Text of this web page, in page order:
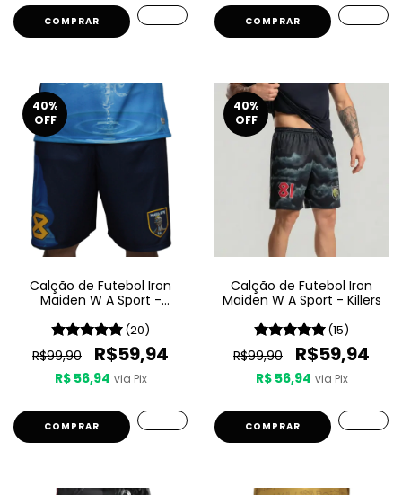
COMPRAR COMPRAR
40%
OFF
Calção de Futebol Iron
Maiden W A Sport -
Son
(20)
R$99,90 R$59,94
R$ 56,94 via Pix
COMPRAR
40%
OFF
Calção de Futebol Iron
Maiden W A Sport - Killers
(15)
R$99,90 R$59,94
R$ 56,94 via Pix
COMPRAR